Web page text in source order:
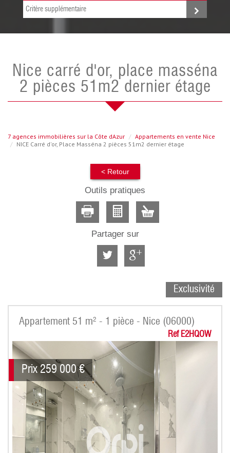
Critère supplémentaire
nice carré d'or, place masséna
2 pièces 51m2 dernier étage
7 agences immobilières sur la Côte dAzur
Appartements en vente Nice
NICE Carré d'or, Place Masséna 2 pièces 51m2 dernier étage
< Retour
Outils pratiques
Partager sur
Exclusivité
Appartement 51 m² - 1 pièce - Nice (06000)
Ref E2HQOW
Prix 259 000 €